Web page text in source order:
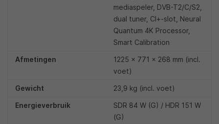
mediaspeler, DVB-T2/C/S2,
dual tuner, CI+-slot, Neural
Quantum 4K Processor,
Smart Calibration
Afmetingen
1225 x 771 x 268 mm (incl.
voet)
Gewicht 23,9 kg (incl. voet)
Energieverbruik
SDR 84 W (G) / HDR 151 W
(G)